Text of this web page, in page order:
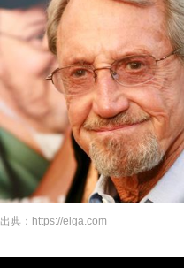
出典： https://eiga.com